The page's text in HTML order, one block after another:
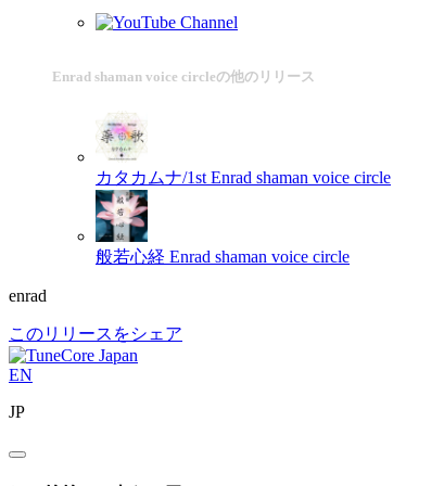
Enrad shaman voice circleの他のリリース
カタカムナ/1st Enrad shaman voice circle
般若心経 Enrad shaman voice circle
enrad
このリリースをシェア
EN
JP